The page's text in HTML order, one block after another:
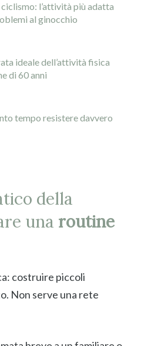
l’attività più adatta
al ginocchio
ideale dell’attività fisica
di 60 anni
tempo resistere davvero
della
una routine
costruire piccoli
Non serve una rete